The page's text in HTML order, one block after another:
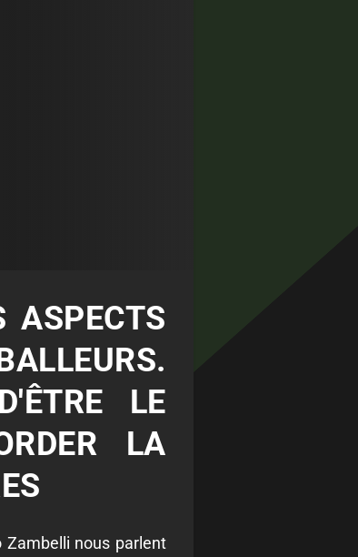
ASPECTS
LE
LA
Zambelli nous parlent